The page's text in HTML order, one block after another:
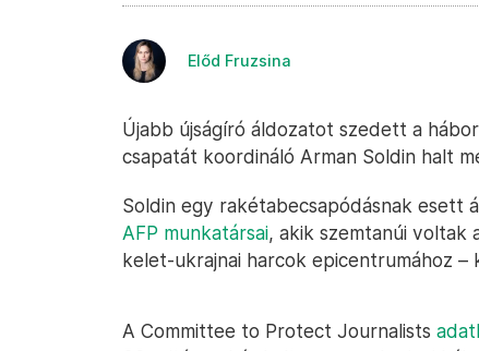
Előd Fruzsina
Újabb újságíró áldozatot szedett a
csapatát koordináló Arman Soldin halt
Soldin egy rakétabecsapódásnak esett
AFP munkatársai, akik szemtanúi voltak
kelet-ukrajnai harcok epicentrumához
A Committee to Protect Journalists